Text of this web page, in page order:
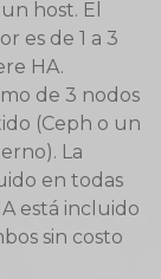
host. El
es de 1 a 3
HA.
de 3 nodos
(Ceph o un
La
en todas
está incluido
sin costo